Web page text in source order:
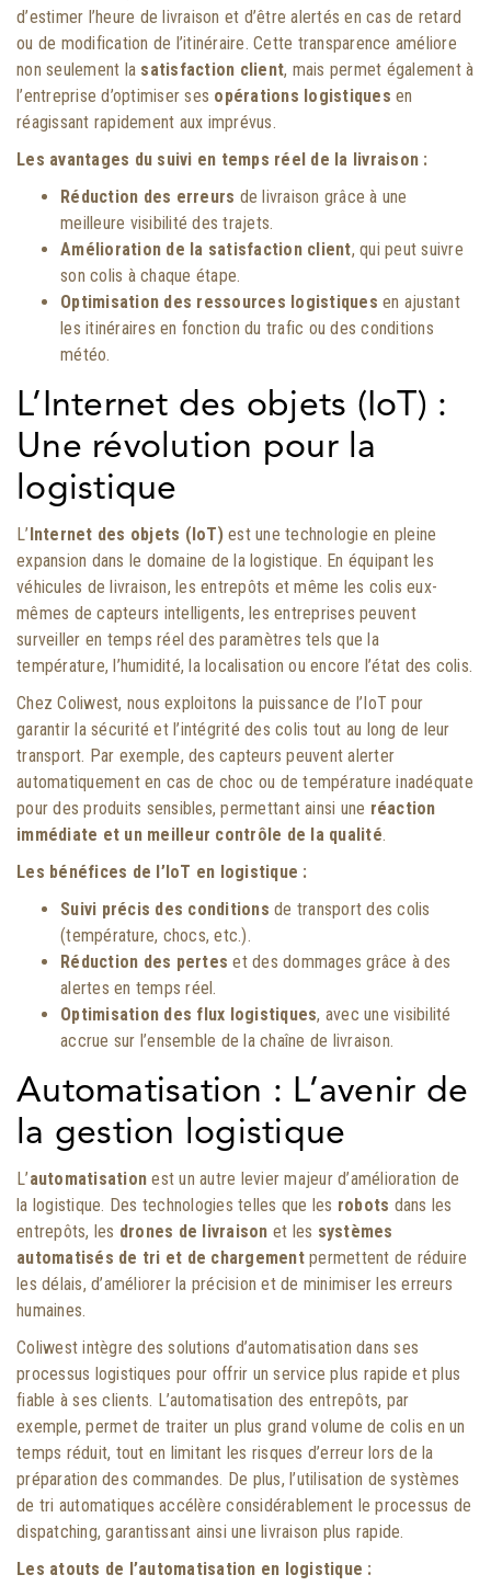
d’estimer l’heure de livraison et d’être alertés en cas de retard
ou de modification de l’itinéraire. Cette transparence améliore
non seulement la satisfaction client, mais permet également à
l’entreprise d’optimiser ses opérations logistiques en
réagissant rapidement aux imprévus.
Les avantages du suivi en temps réel de la livraison :
Réduction des erreurs de livraison grâce à une
meilleure visibilité des trajets.
Amélioration de la satisfaction client, qui peut suivre
son colis à chaque étape.
Optimisation des ressources logistiques en ajustant
les itinéraires en fonction du trafic ou des conditions
météo.
L’Internet des objets (IoT) :
Une révolution pour la
logistique
L’Internet des objets (IoT)est une technologie en pleine
expansion dans le domaine de la logistique. En équipant les
véhicules de livraison, les entrepôts et même les colis eux-
mêmes de capteurs intelligents, les entreprises peuvent
surveiller en temps réel des paramètres tels que la
température, l’humidité, la localisation ou encore l’état des colis.
Chez Coliwest, nous exploitons la puissance de l’IoT pour
garantir la sécurité et l’intégrité des colis tout au long de leur
transport. Par exemple, des capteurs peuvent alerter
automatiquement en cas de choc ou de température inadéquate
pour des produits sensibles, permettant ainsi une réaction
immédiate et un meilleur contrôle de la qualité.
Les bénéfices de l’IoT en logistique :
Suivi précis des conditions de transport des colis
(température, chocs, etc.).
Réduction des pertes et des dommages grâce à des
alertes en temps réel.
Optimisation des flux logistiques, avec une visibilité
accrue sur l’ensemble de la chaîne de livraison.
Automatisation : L’avenir de
la gestion logistique
L’automatisation est un autre levier majeur d’amélioration de
la logistique. Des technologies telles que les robots dans les
entrepôts, les drones de livraison et les systèmes
automatisés de tri et de chargementpermettent de réduire
les délais, d’améliorer la précision et de minimiser les erreurs
humaines.
Coliwest intègre des solutions d’automatisation dans ses
processus logistiques pour offrir un service plus rapide et plus
fiable à ses clients. L’automatisation des entrepôts, par
exemple, permet de traiter un plus grand volume de colis en un
temps réduit, tout en limitant les risques d’erreur lors de la
préparation des commandes. De plus, l’utilisation de systèmes
de tri automatiques accélère considérablement le processus de
dispatching, garantissant ainsi une livraison plus rapide.
Les atouts de l’automatisation en logistique :